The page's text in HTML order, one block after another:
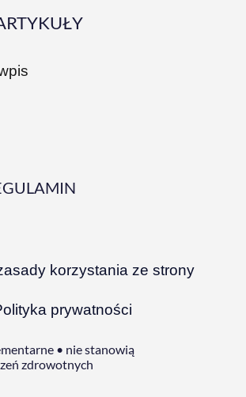
korzystania ze strony
prywatności
• nie stanowią
zdrowotnych